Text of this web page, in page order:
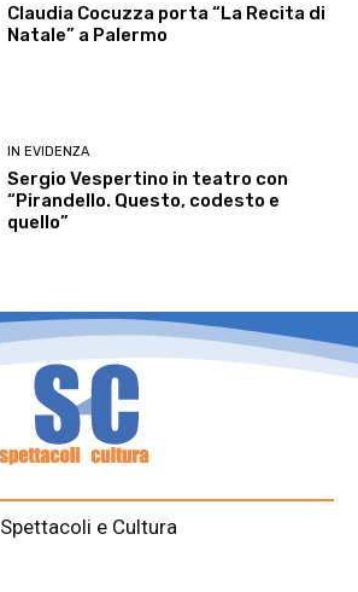
Claudia Cocuzza porta “La Recita di
Natale” a Palermo
IN EVIDENZA
Sergio Vespertino in teatro con
“Pirandello. Questo, codesto e
quello”
Spettacoli e Cultura